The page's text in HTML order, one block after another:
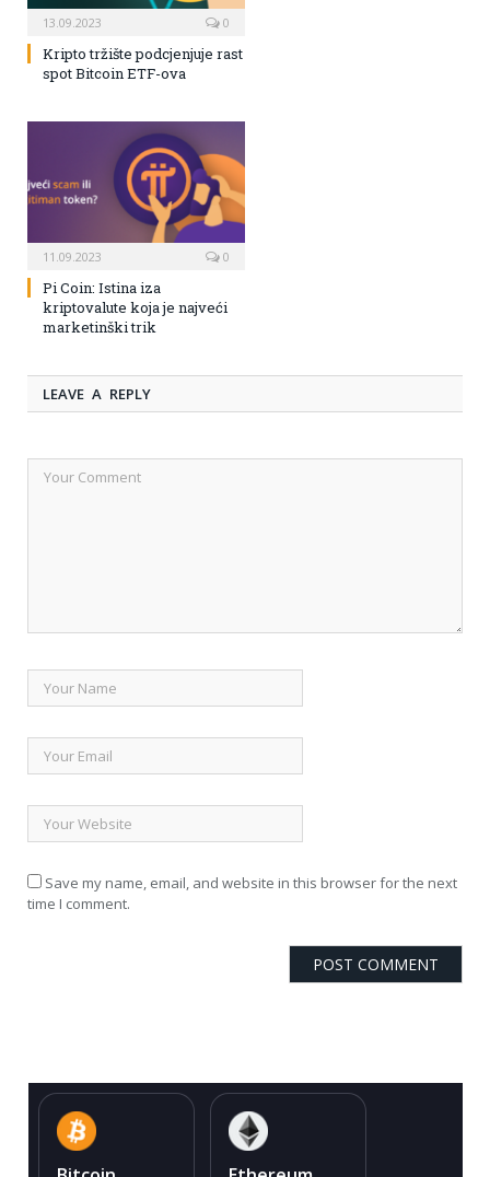
13.09.2023 0
Kripto tržište podcjenjuje rast
spot Bitcoin ETF-ova
11.09.2023 0
Pi Coin: Istina iza
kriptovalute koja je najveći
marketinški trik
LEAVE A REPLY
Save my name, email, and website in this browser for the next
time I comment.